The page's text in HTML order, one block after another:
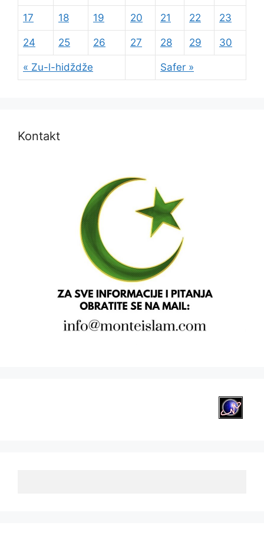
« Zu-l-hidždže Safer »
17 18 19 20 21 22 23
24 25 26 27 28 29 30
Kontakt